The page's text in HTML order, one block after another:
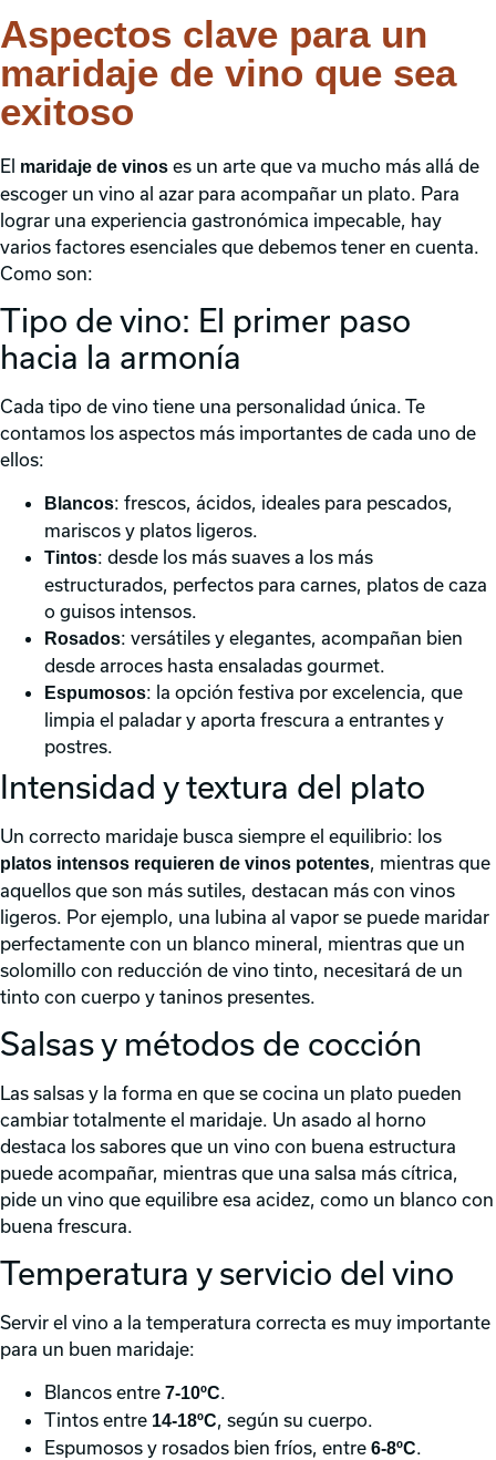
Aspectos clave para un
maridaje de vino que sea
exitoso
El maridaje de vinos es un arte que va mucho más allá de
escoger un vino al azar para acompañar un plato. Para
lograr una experiencia gastronómica impecable, hay
varios factores esenciales que debemos tener en cuenta.
Como son:
Tipo de vino: El primer paso
hacia la armonía
Cada tipo de vino tiene una personalidad única. Te
contamos los aspectos más importantes de cada uno de
ellos:
Blancos: frescos, ácidos, ideales para pescados,
mariscos y platos ligeros.
Tintos: desde los más suaves a los más
estructurados, perfectos para carnes, platos de caza
o guisos intensos.
Rosados: versátiles y elegantes, acompañan bien
desde arroces hasta ensaladas gourmet.
Espumosos: la opción festiva por excelencia, que
limpia el paladar y aporta frescura a entrantes y
postres.
Intensidad y textura del plato
Un correcto maridaje busca siempre el equilibrio: los
platos intensos requieren de vinos potentes , mientras que
aquellos que son más sutiles, destacan más con vinos
ligeros. Por ejemplo, una lubina al vapor se puede maridar
perfectamente con un blanco mineral, mientras que un
solomillo con reducción de vino tinto, necesitará de un
tinto con cuerpo y taninos presentes.
Salsas y métodos de cocción
Las salsas y la forma en que se cocina un plato pueden
cambiar totalmente el maridaje. Un asado al horno
destaca los sabores que un vino con buena estructura
puede acompañar, mientras que una salsa más cítrica,
pide un vino que equilibre esa acidez, como un blanco con
buena frescura.
Temperatura y servicio del vino
Servir el vino a la temperatura correcta es muy importante
para un buen maridaje:
Blancos entre 7-10ºC.
Tintos entre 14-18ºC, según su cuerpo.
Espumosos y rosados bien fríos, entre 6-8ºC.